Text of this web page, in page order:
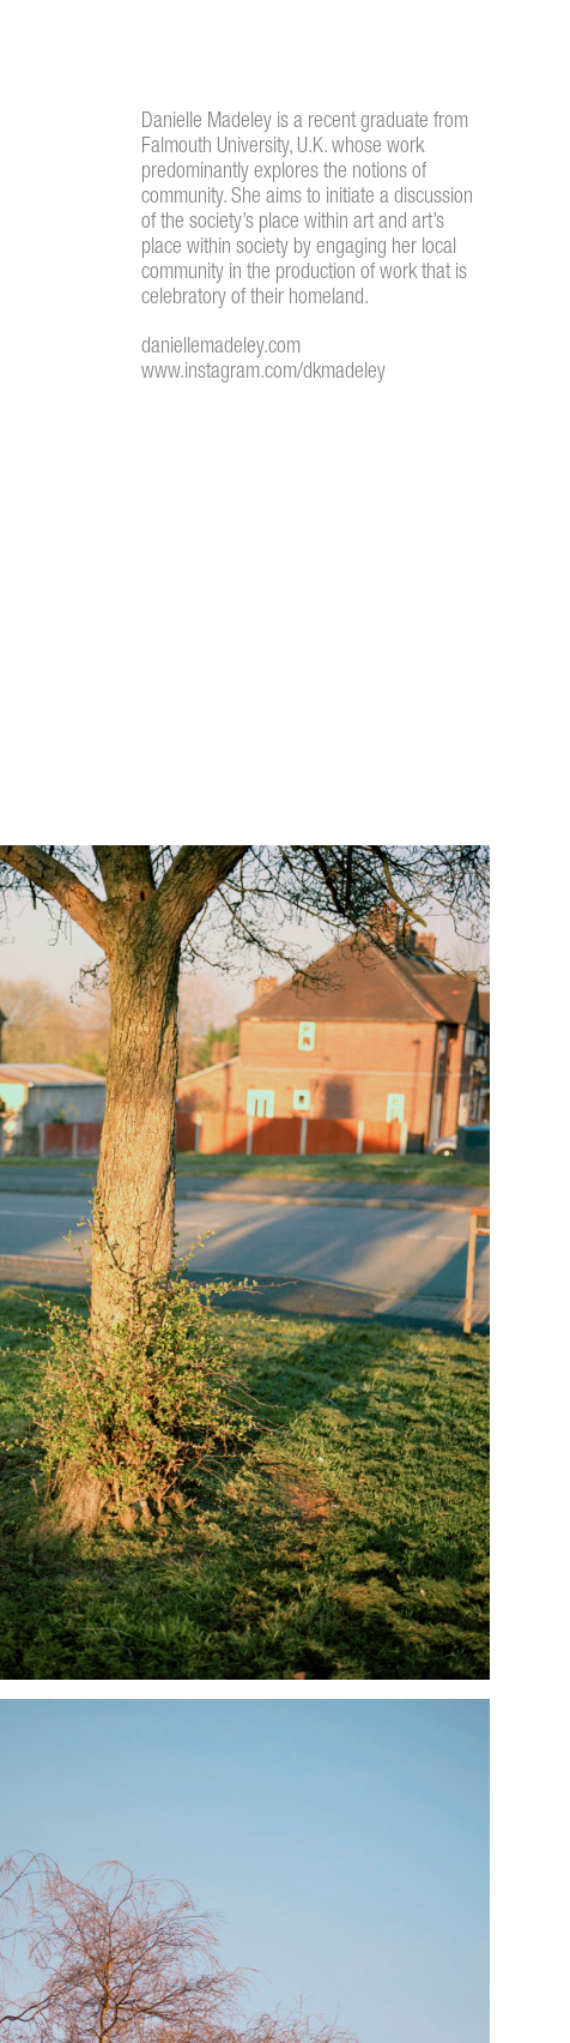
Danielle Madeley is a recent graduate from
Falmouth University, U.K. whose work
predominantly explores the notions of
community. She aims to initiate a discussion
of the society’s place within art and art’s
place within society by engaging her local
community in the production of work that is
celebratory of their homeland.
daniellemadeley.com
www.instagram.com/d kmadeley